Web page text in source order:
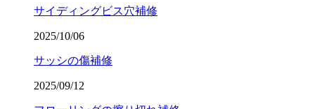
サイディングビス穴補修
2025/10/06
サッシの傷補修
2025/09/12